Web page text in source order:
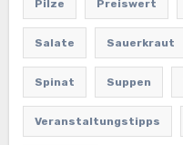
Pilze Preiswert
Salate Sauerkraut
Spinat Suppen
Veranstaltungstipps